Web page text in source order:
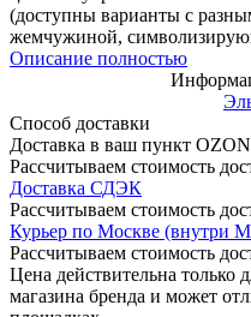
(доступны варианты с
жемчужиной,
Описание полностью
Способ доставки
Доставка в ваш пункт OZON
Рассчитываем стоимость
Доставка СДЭК
Рассчитываем стоимость
Курьер по Москве (внутри
Рассчитываем стоимость
Цена действительна только
магазина бренда и может